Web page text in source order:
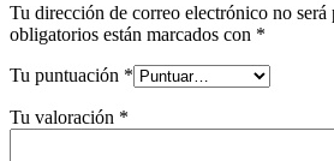
Tu dirección de correo electrónico no será
obligatorios están marcados con *
Tu puntuación *
Tu valoración *